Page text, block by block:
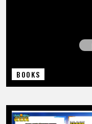
BOOKS